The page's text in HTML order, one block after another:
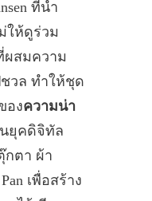
ที่นำ
ให้ดูร่วม
สมความ
วล ทำให้ชุด
องความน่า
ยุคดิจิทัล
กตา ผ้า
เพื่อสร้าง